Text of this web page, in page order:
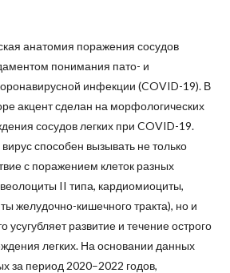
анатомия поражения сосудов
понимания пато- и
инфекции (COVID-19). В
акцент сделан на морфологических
сосудов легких при COVID-19.
способен вызывать не только
с поражением клеток разных
II типа, кардиомиоциты,
желудочно-кишечного тракта), но и
усугубляет развитие и течение острого
легких. На основании данных
за период 2020–2022 годов,